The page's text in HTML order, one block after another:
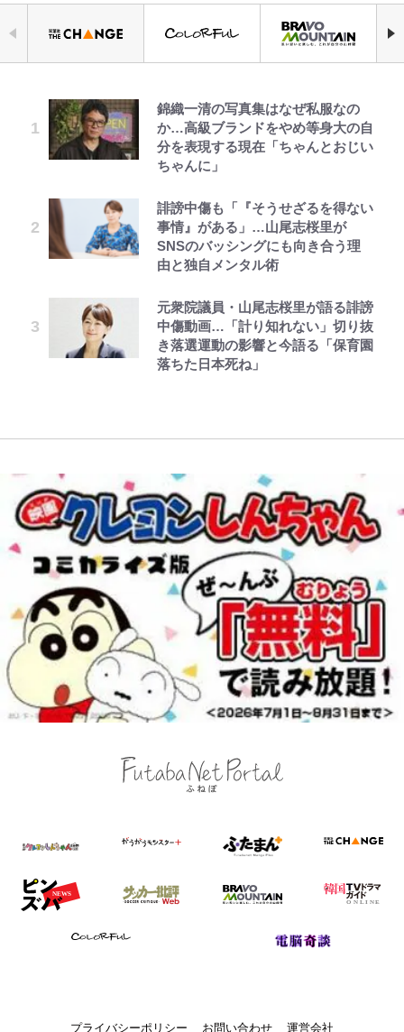
錦織一清の写真集はなぜ私服なの
か…高級ブランドをやめ等身大の自
分を表現する現在「ちゃんとおじい
ちゃんに」
誹謗中傷も「『そうせざるを得ない
事情』がある」…山尾志桜里が
SNSのバッシングにも向き合う理
由と独自メンタル術
元衆院議員・山尾志桜里が語る誹謗
中傷動画…「計り知れない」切り抜
き落選運動の影響と今語る「保育園
落ちた日本死ね」
空の轍と大地の雲と 第1回
レビュー『仮面家族』悠木シュン・
荒々しい「火山帯」の一端にいるこ
とを体感！ 登頂約10分でも大迫力
「吾妻小富士」火口を1周する「1
時間半ハイキング」パノラマ絶景レ
アユは「怒らせて掛ける」魚だっ
た！ ルアーを追わせて釣りあげる
「アユイング」のオリジナリティ＆
やってはいけない！「キャンプツー
リング」での「NGパッキング」7
選！ 安全＆快適につながる「荷物
ファミマと『VIVANT』第2シーズ
ンのコラボがスタート！ “別班饅
頭”や限定グッズ登場にファン感激
「これは買うしかない！」
『ONE PIECE』今後の展開に絡ん
できそうな「意味深な表紙連載」
「神」エネルの月での展開に、元王
下七武海の謎めいた過去も…
「自分の絵ごと、このジャンルはそ
ろそろ終わりかな」江口寿史が炎上
を経て樋口毅宏に語ったこと
公式-だって、あなたが浮気をした
から 第9話(1)
イドになったら笑わない貴公子様に
溺愛されました 第27話(3)
公式-ヒロインが来る前に妊娠しま
が、どうやら違うようです~ 第1話
｢お土産最高すぎ笑｣｢どうやって入
手？｣ブライトン帰還の三笘薫、同
僚に“ポケカ”をプレゼント！｢薫の
笑顔見れてよかった｣｢大喜びのリ
浦和と千葉の首をかしげる主力放
出、柏リカルドの下で新加入2人が
化ける！Jリーグに必要な外国人選
制｣の大激論】(4)
W杯クオーター制への大反発か、
FIFA会長を追い詰めた｢欧州のボイ
「危ない」「やめて」第1子妊娠中
の田中みな実、ゴリゴリヒール着用
に心配の声…ザックリ衣装にも意見
続々
千葉雄大、ほっそりイケメン近影に
「顔パンパンだったのに」反響 視
聴者が想った激変の納得理由
増」130㎏ボディに驚きと心配 過
去の「めちゃ美人」写真も再び
でっかい男になりたいゾ
ボンジュールでポンジュースだゾ
プライバシーポリシー お問い合わせ 運営会社